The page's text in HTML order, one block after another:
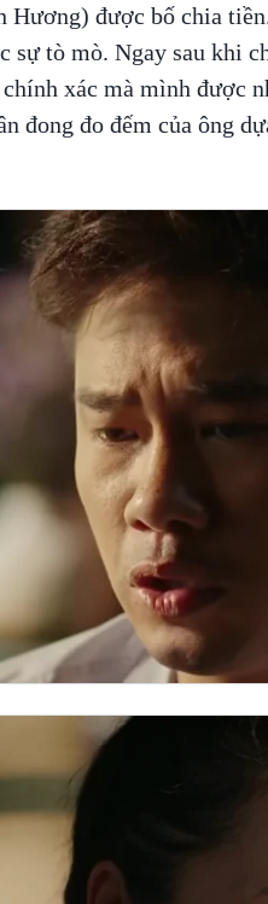
Hương) được bố chia
sự tò mò. Ngay sau khi
xác mà mình được
đong đo đếm của ông